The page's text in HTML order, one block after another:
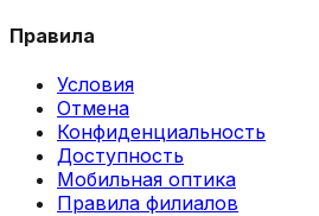
Правила
Условия
Отмена
Конфиденциальность
Доступность
Мобильная оптика
Правила филиалов